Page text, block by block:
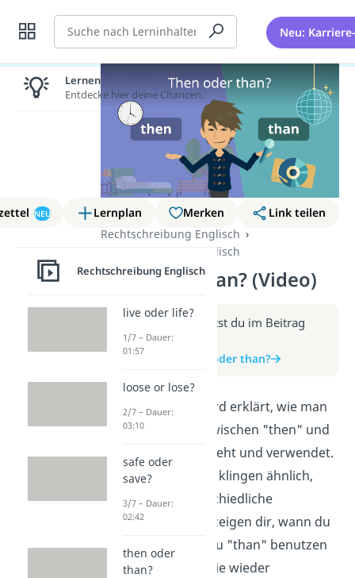
Suche Neu:
NEU Lernplan Merken
Link teilen
Rechtschreibung Englisch
Rechtschreibung Englisch
then oder than? (Video)
Weitere Infos erhältst du im Beitrag
zum Video
zum Beitrag: then oder than?
In diesem Video wird erklärt, wie man
den Unterschied zwischen "then" und
"than" richtig versteht und verwendet.
Denn beide Wörter klingen ähnlich,
haben aber unterschiedliche
Bedeutungen. Wir zeigen dir, wann du
"then" und wann du "than" benutzen
solltest, damit du nie wieder
Lernen lohnt sich!
Entdecke hier deine Chancen.
Rechtschreibung Englisch
live oder life?
1/7 – Dauer:
01:57
loose or lose?
2/7 – Dauer:
03:10
safe oder
save?
3/7 – Dauer:
02:42
then oder
than?